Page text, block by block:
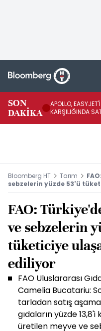
SON
DAKİKA
APOLLO,
KARŞILIĞINDA
Bloomberg HT Tarım
sebzelerin yüzde 53'ü
FAO:
ve sebzelerin
tüketiciye
ediliyor
FAO Uluslararası
Camelia Bucatariu:
tarladan satış
gıdaların yüzde
üretilen meyve ve